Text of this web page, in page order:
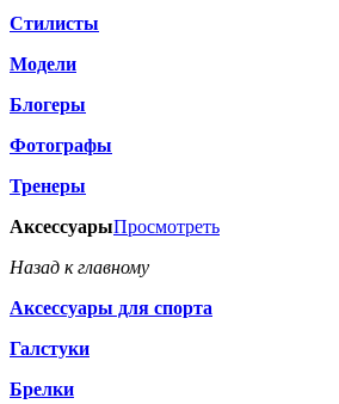
Стилисты
Модели
Блогеры
Фотографы
Тренеры
АксессуарыПросмотреть
Назад к главному
Аксессуары для спорта
Галстуки
Брелки